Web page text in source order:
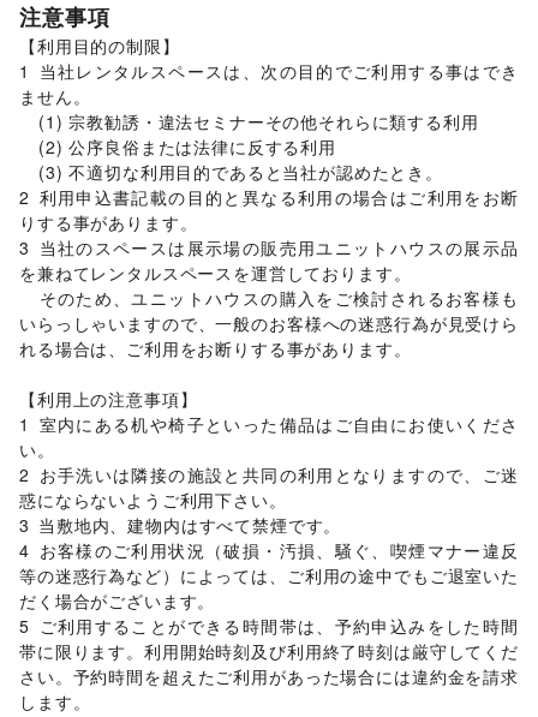
軽食・ホットスナック
ワイン・洋酒/日本酒・焼酎・地酒
物産展・マルシェ/キッチンカー・移動販売/
野菜・果物・生鮮食品
インテリア・生活雑貨
インテリア/寝具・ベッド/ 家具・家電
キッチン雑貨・調理器具/ 掃除用品・生活便利品/
手芸・ハンドメイド/ DIY用品・日曜大工/
園芸・ガーデニング
犬・猫・ペット /日用雑貨/食器・陶磁器 /
その他インテリア・生活雑貨
生活サービス
携帯キャリア・格安SIM/インターネット・プロバイダ/
電気・ガス/ウォーターサーバー/
ハウスクリーニング・家事代行/定期宅配/
リサイクル雑貨・古本
ギフト・プレゼント/ 冠婚葬祭 資格・習い事 リフォーム /
住宅（購入・賃貸） たばこ /修理・メンテナンス /
就職・転職・求人
その他生活サービス
金融サービス
クレジットカード/保険/ 銀行/住宅ローン
不動産投資/その他金融サービス
子育て・教育
ベビー用品/ランドセル/ 学習教材・通信教育/
子供向け教室・レッスン
その他子育て・教育
美容・健康・医療
ジム・フィットネス/ダイエット・健康グッズ/
美容・コスメ・香水
注意事項
【利用目的の制限】
1	当社レンタルスペースは、次の目的でご利用する事はでき
ません。
2	利用申込書記載の目的と異なる利用の場合はご利用をお断
りする事があります。
3	当社のスペースは展示場の販売用ユニットハウスの展示品
を兼ねてレンタルスペースを運営しております。
いらっしゃいますので、一般のお客様への迷惑行為が見受けら
れる場合は、ご利用をお断りする事があります。
【利用上の注意事項】
1	室内にある机や椅子といった備品はご自由にお使いくださ
い。
2	お手洗いは隣接の施設と共同の利用となりますので、ご迷
惑にならないようご利用下さい。
3	当敷地内、建物内はすべて禁煙です。
4	お客様のご利用状況（破損・汚損、騒ぐ、喫煙マナー違反
等の迷惑行為など）によっては、ご利用の途中でもご退室いた
だく場合がございます。
5	ご利用することができる時間帯は、予約申込みをした時間
帯に限ります。利用開始時刻及び利用終了時刻は厳守してくだ
さい。予約時間を超えたご利用があった場合には違約金を請求
します。